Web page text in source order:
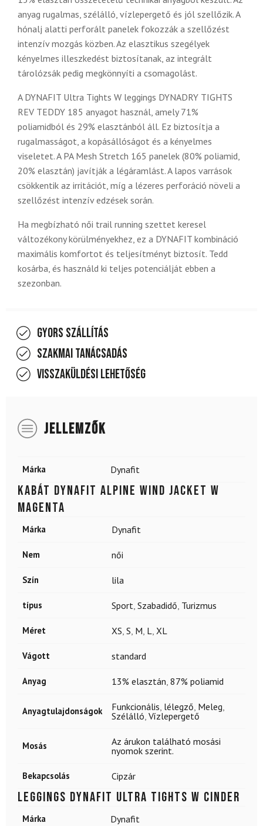
anyag rugalmas, szélálló, vízlepergető és jól szellőzik. A
hónalj alatti perforált panelek fokozzák a szellőzést
intenzív mozgás közben. Az elasztikus szegélyek
kényelmes illeszkedést biztosítanak, az integrált
tárolózsák pedig megkönnyíti a csomagolást.
A DYNAFIT Ultra Tights W leggings DYNADRY TIGHTS
REV TEDDY 185 anyagot használ, amely 71%
poliamidból és 29% elasztánból áll. Ez biztosítja a
rugalmasságot, a kopásállóságot és a kényelmes
viseletet. A PA Mesh Stretch 165 panelek (80% poliamid,
20% elasztán) javítják a légáramlást. A lapos varrások
csökkentik az irritációt, míg a lézeres perforáció növeli a
szellőzést intenzív edzések során.
Ha megbízható női trail running szettet keresel
változékony körülményekhez, ez a DYNAFIT kombináció
maximális komfortot és teljesítményt biztosít. Tedd
kosárba, és használd ki teljes potenciálját ebben a
szezonban.
Gyors szállítás
Szakmai tanácsadás
Visszaküldési lehetőség
JELLEMZŐK
Márka Dynafit
Kabát DYNAFIT Alpine Wind Jacket W
Magenta
Márka Dynafit
Nem női
Szín lila
típus Sport, Szabadidő, Turizmus
Méret XS, S, M, L, XL
Vágott standard
Anyag 13% elasztán, 87% poliamid
Anyagtulajdonságok Funkcionális, lélegző, Meleg,
Szélálló, Vízlepergető
Mosás
Az árukon található mosási
nyomok szerint.
Bekapcsolás Cipzár
Leggings DYNAFIT Ultra Tights W Cinder
Márka Dynafit